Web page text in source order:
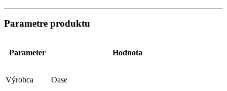
Parametre produktu
Parameter Hodnota
Výrobca Oase